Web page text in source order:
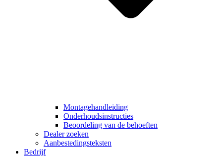
Montagehandleiding
Onderhoudsinstructies
Beoordeling van de behoeften
Dealer zoeken
Aanbestedingsteksten
Bedrijf